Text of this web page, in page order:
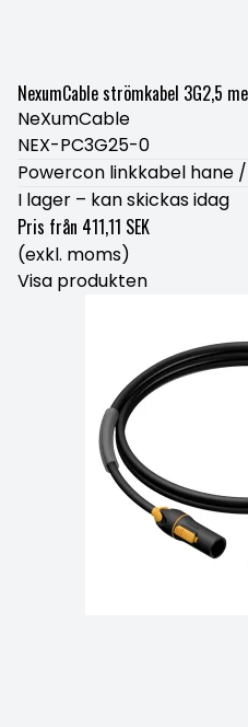
NexumCable strömkabel 3G2,5
NeXumCable
NEX-PC3G25-0
Powercon linkkabel hane
I lager – kan skickas idag
Pris från 411,11 SEK
(exkl. moms)
Visa produkten